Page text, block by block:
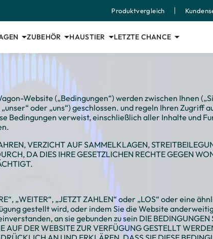
Produktvergleich
ZUBEHÖR HAUSTIER LETZTE CHANCE
Website („Bedingungen“) werden zwischen Ihnen
oder „uns“) geschlossen. und regeln Ihren Zugriff
Bedingungen verweist, einschließlich aller Inhalte und
VERZICHT AUF SAMMELKLAGEN,
DA DIES IHRE GESETZLICHEN RECHTE GEGEN
„WEITER“, „JETZT ZAHLEN“ oder „LOS“ oder eine
gestellt wird, oder indem Sie die Website
an sie gebunden zu sein DIE BEDINGUNGEN
DER WEBSITE ZUR VERFÜGUNG GESTELLT